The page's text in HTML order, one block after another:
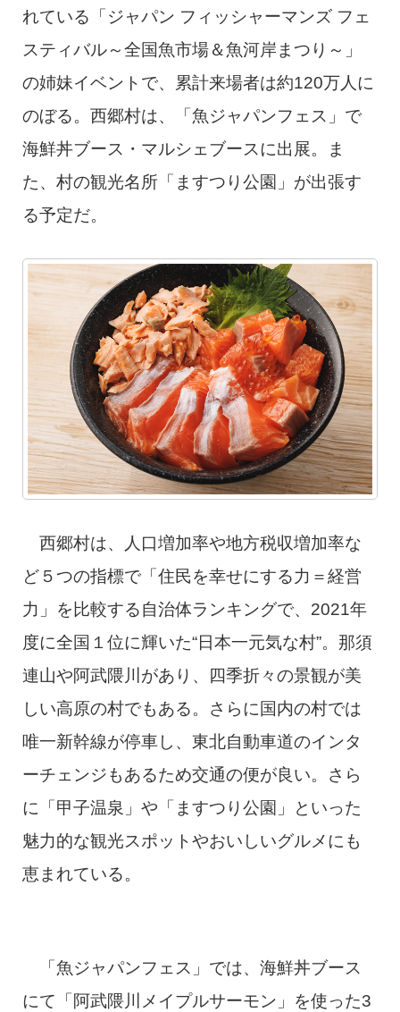
れている「ジャパン フィッシャーマンズ フェ
スティバル～全国魚市場＆魚河岸まつり～」
の姉妹イベントで、累計来場者は約120万人に
のぼる。西郷村は、「魚ジャパンフェス」で
海鮮丼ブース・マルシェブースに出展。ま
た、村の観光名所「ますつり公園」が出張す
る予定だ。
西郷村は、人口増加率や地方税収増加率な
ど５つの指標で「住民を幸せにする力＝経営
力」を比較する自治体ランキングで、2021年
度に全国１位に輝いた“日本一元気な村”。那須
連山や阿武隈川があり、四季折々の景観が美
しい高原の村でもある。さらに国内の村では
唯一新幹線が停車し、東北自動車道のインタ
ーチェンジもあるため交通の便が良い。さら
に「甲子温泉」や「ますつり公園」といった
魅力的な観光スポットやおいしいグルメにも
恵まれている。
「魚ジャパンフェス」では、海鮮丼ブース
にて「阿武隈川メイプルサーモン」を使った3